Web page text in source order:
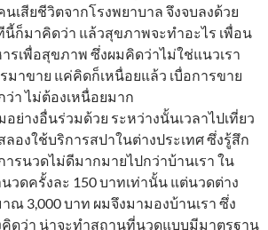
เสียชีวิตจากโรงพยาบาล จึงจบลงด้วย
นี้ก็มาคิดว่า แล้วสุขภาพจะทำอะไร เพื่อน
รเพื่อสุขภาพ ซึ่งผมคิดว่าไม่ใช่แนวเรา
มาขาย แค่คิดก็เหนื่อยแล้ว เบื่อการขาย
า ไม่ต้องเหนื่อยมาก
ย่างอื่นร่วมด้วย ระหว่างนั้นเวลาไปเที่ยว
ลองใช้บริการสปาในต่างประเทศ ซึ่งรู้สึก
รนวดไม่ดีมากมายไปกว่าบ้านเรา ใน
วดครั้งละ 150 บาทเท่านั้น แต่นวดต่าง
ณ 3,000 บาท ผมจึงมามองบ้านเรา ซึ่ง
ดว่า น่าจะทำสถานที่นวดแบบมีมาตรฐาน